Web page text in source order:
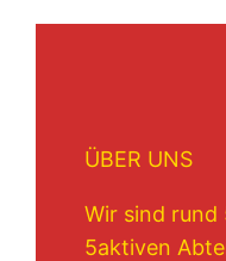
ÜBER UNS
Wir sind rund
5aktiven